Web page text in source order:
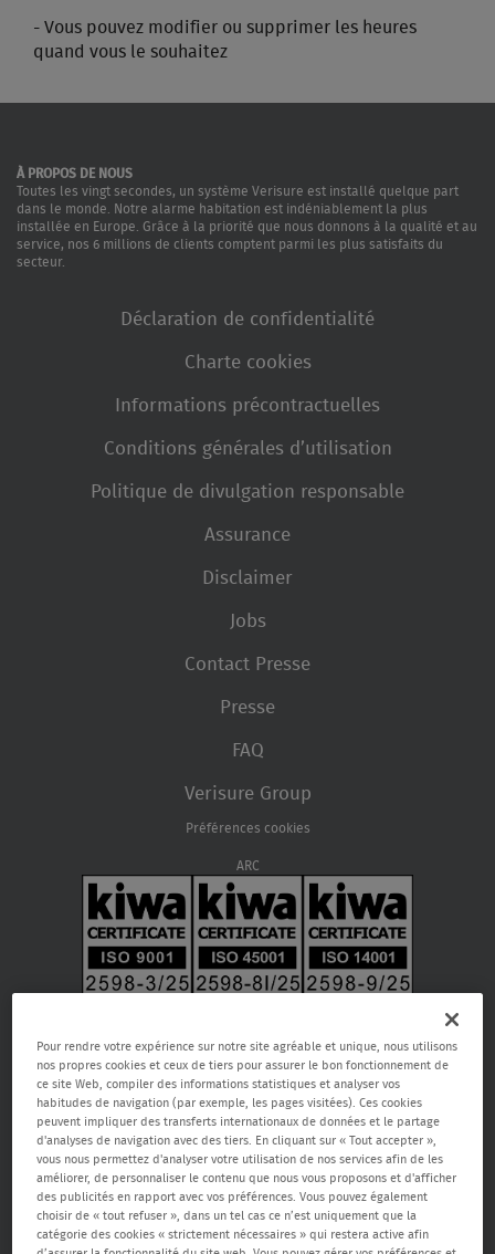
- Vous pouvez modifier ou supprimer les heures
quand vous le souhaitez
À PROPOS DE NOUS
Toutes les vingt secondes, un système Verisure est installé quelque part
dans le monde. Notre alarme habitation est indéniablement la plus
installée en Europe. Grâce à la priorité que nous donnons à la qualité et au
service, nos 6 millions de clients comptent parmi les plus satisfaits du
secteur.
Déclaration de confidentialité
Charte cookies
Informations précontractuelles
Conditions générales d’utilisation
Politique de divulgation responsable
Assurance
Disclaimer
Jobs
Contact Presse
Presse
FAQ
Verisure Group
Préférences cookies
ARC
Verisure SA, Rue de la Fusée 66, 1130 Bruxelles, RPM Bruxelles 0459.866.904,
email: care@verisure.be, n° de téléphone:080090000, Entreprise de
gardiennage, de systèmes d’alarmes et caméra agréée.
Autorité de surveillance Service public fédéral Affaires intérieures -
Pour rendre votre expérience sur notre site agréable et unique, nous utilisons
nos propres cookies et ceux de tiers pour assurer le bon fonctionnement de
ce site Web, compiler des informations statistiques et analyser vos
habitudes de navigation (par exemple, les pages visitées). Ces cookies
peuvent impliquer des transferts internationaux de données et le partage
d'analyses de navigation avec des tiers. En cliquant sur « Tout accepter »,
vous nous permettez d'analyser votre utilisation de nos services afin de les
améliorer, de personnaliser le contenu que nous vous proposons et d'afficher
des publicités en rapport avec vos préférences. Vous pouvez également
choisir de « tout refuser », dans un tel cas ce n’est uniquement que la
catégorie des cookies « strictement nécessaires » qui restera active afin